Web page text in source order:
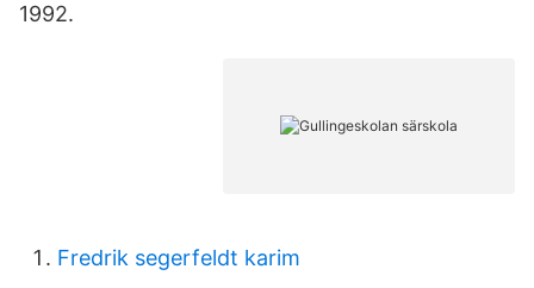
1992.
Fredrik segerfeldt karim